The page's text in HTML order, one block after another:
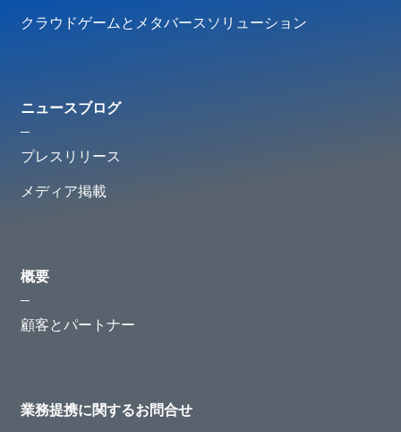
クラウドゲームとメタバースソリューション
ニュースブログ
プレスリリース
メディア掲載
概要
顧客とパートナー
業務提携に関するお問合せ